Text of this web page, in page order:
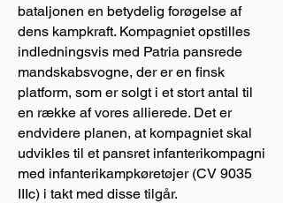
bataljonen en betydelig forøgelse af
dens kampkraft. Kompagniet opstilles
indledningsvis med Patria pansrede
mandskabsvogne, der er en finsk
platform, som er solgt i et stort antal til
en række af vores allierede. Det er
endvidere planen, at kompagniet skal
udvikles til et pansret infanterikompagni
med infanterikampkøretøjer (CV 9035
IIIc) i takt med disse tilgår.